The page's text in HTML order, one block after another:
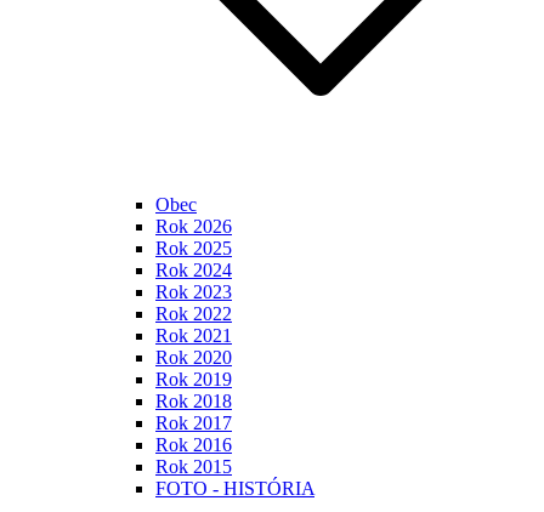
Obec
Rok 2026
Rok 2025
Rok 2024
Rok 2023
Rok 2022
Rok 2021
Rok 2020
Rok 2019
Rok 2018
Rok 2017
Rok 2016
Rok 2015
FOTO - HISTÓRIA